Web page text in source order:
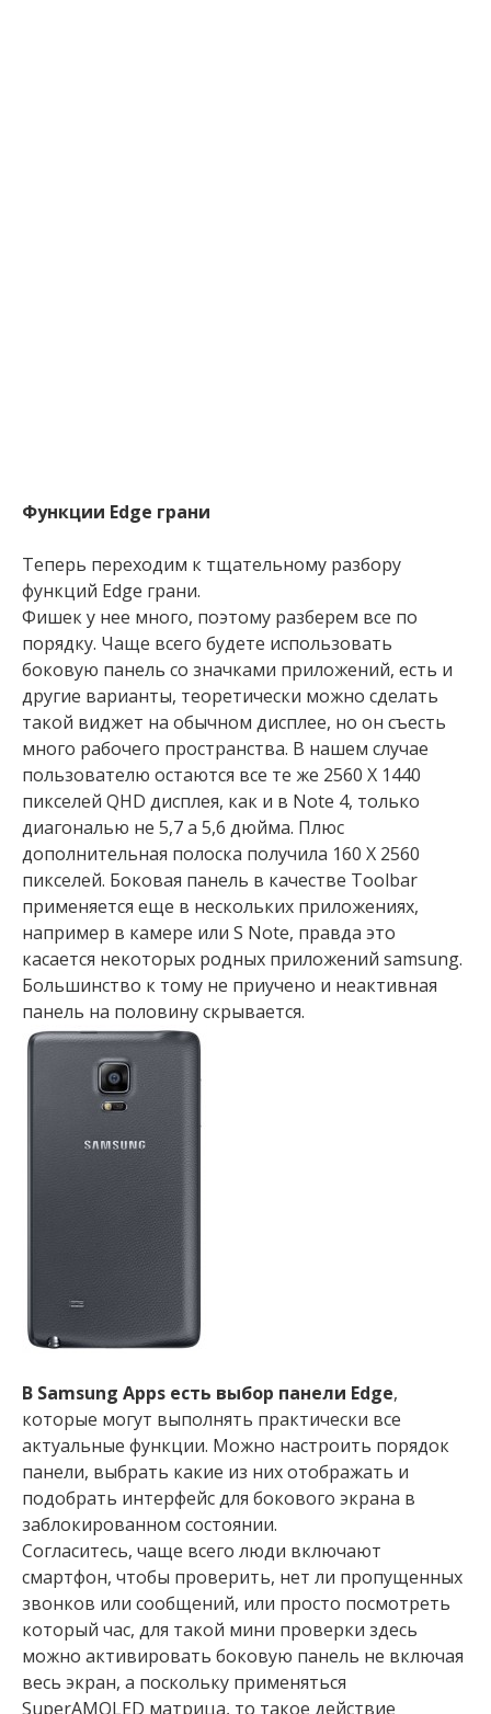
Функции Edge грани
Теперь переходим к тщательному разбору
функций Edge грани.
Фишек у нее много, поэтому разберем все по
порядку. Чаще всего будете использовать
боковую панель со значками приложений, есть и
другие варианты, теоретически можно сделать
такой виджет на обычном дисплее, но он съесть
много рабочего пространства. В нашем случае
пользователю остаются все те же 2560 Х 1440
пикселей QHD дисплея, как и в Note 4, только
диагональю не 5,7 а 5,6 дюйма. Плюс
дополнительная полоска получила 160 Х 2560
пикселей. Боковая панель в качестве Toolbar
применяется еще в нескольких приложениях,
например в камере или S Note, правда это
касается некоторых родных приложений samsung.
Большинство к тому не приучено и неактивная
панель на половину скрывается.
В Samsung Apps есть выбор панели Edge,
которые могут выполнять практически все
актуальные функции. Можно настроить порядок
панели, выбрать какие из них отображать и
подобрать интерфейс для бокового экрана в
заблокированном состоянии.
Согласитесь, чаще всего люди включают
смартфон, чтобы проверить, нет ли пропущенных
звонков или сообщений, или просто посмотреть
который час, для такой мини проверки здесь
можно активировать боковую панель не включая
весь экран, а поскольку применяться
SuperAMOLED матрица, то такое действие